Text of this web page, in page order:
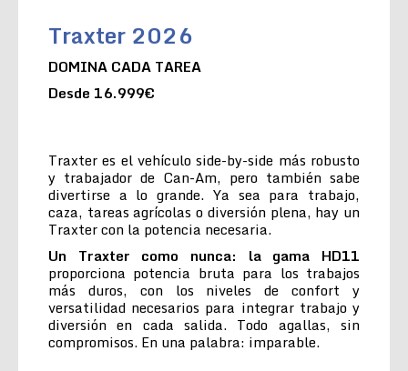
Traxter 2026
DOMINA CADA TAREA
Desde 16.999€
Traxter es el vehículo side-by-side más robusto
y trabajador de Can-Am, pero también sabe
divertirse a lo grande. Ya sea para trabajo,
caza, tareas agrícolas o diversión plena, hay un
Traxter con la potencia necesaria.
Un Traxter como nunca: la gama HD11
proporciona potencia bruta para los trabajos
más duros, con los niveles de confort y
versatilidad necesarios para integrar trabajo y
diversión en cada salida. Todo agallas, sin
compromisos. En una palabra: imparable.